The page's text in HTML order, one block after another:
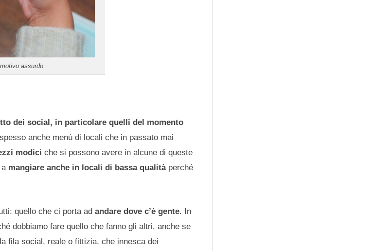
assurdo
dei social, in particolare quelli del momento
anche menù di locali che in passato mai
modici che si possono avere in alcune di queste
a mangiare anche in locali di bassa qualità perché
quello che ci porta adandare dove c’è gente. In
dobbiamo fare quello che fanno gli altri, anche se
fila social, reale o fittizia, che innesca dei